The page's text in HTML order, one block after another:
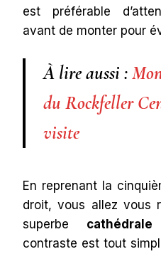
est préférable
avant de monter pour
À lire aussi :
du Rockfeller
visite
En reprenant la
droit, vous allez vous
superbe
contraste est tout